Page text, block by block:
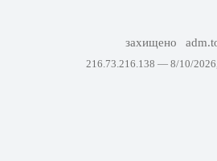
захищено
216.73.216.138 — 8/10/